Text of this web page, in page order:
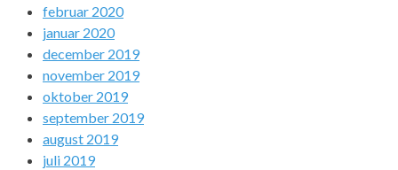
februar 2020
januar 2020
december 2019
november 2019
oktober 2019
september 2019
august 2019
juli 2019